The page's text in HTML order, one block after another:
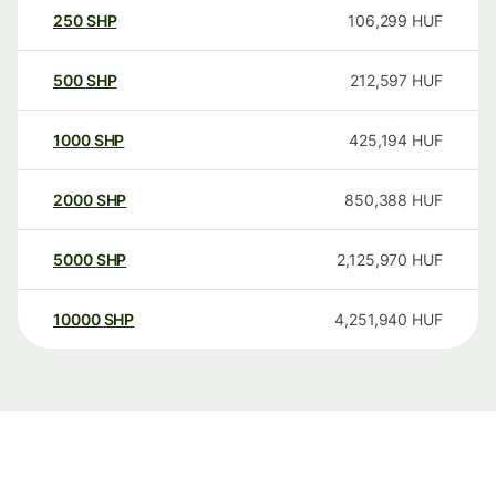
250SHP 106,299 HUF
500SHP 212,597 HUF
1000SHP 425,194 HUF
2000SHP 850,388 HUF
5000SHP 2,125,970 HUF
10000 SHP 4,251,940 HUF